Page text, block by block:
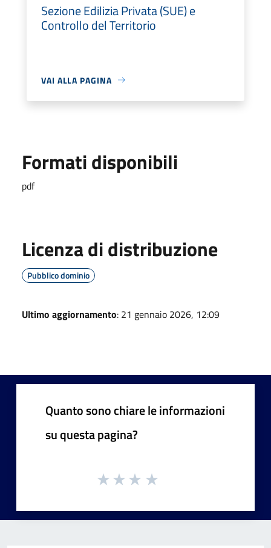
Sezione Edilizia Privata (SUE) e
Controllo del Territorio
VAI ALLA PAGINA
Formati disponibili
pdf
Licenza di distribuzione
Pubblico dominio
Ultimo aggiornamento: 21 gennaio 2026, 12:09
Quanto sono chiare le informazioni
su questa pagina?